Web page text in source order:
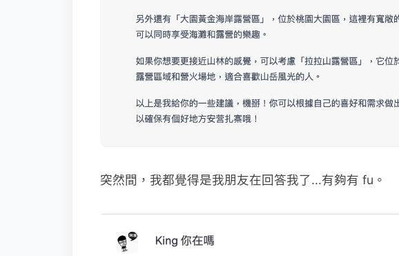
突然間，我都覺得是我朋友在回答我了...有夠有 fu。